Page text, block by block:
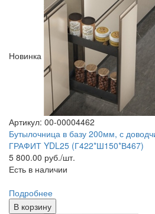
Новинка
Артикул: 00-00004462
Бутылочница в базу 200мм, с
ГРАФИТ YDL25 (Г422*Ш150*В467)
5 800.00 руб./шт.
Есть в наличии
Подробнее
В корзину